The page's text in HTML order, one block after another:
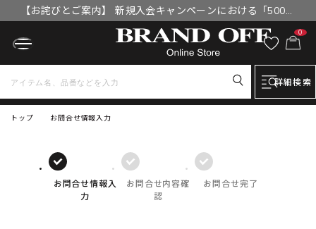
【お詫びとご案内】 新規入会キャンペーンにおける「500円
OFFクーポン」付与漏れと補填について
0
詳細検索
トップ お問合せ情報入力
お問合せ情報入
力
お問合せ内容確
認
お問合せ完了